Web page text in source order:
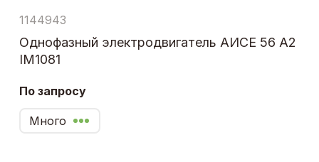
1144943
Однофазный электродвигатель АИСЕ 56 А2
IM1081
По запросу
Много